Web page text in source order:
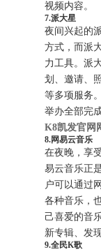
视频内容。
7.派大星
夜间兴起的
方式，而派
力工具。派
划、邀请、
等多项服务
举办全部完
K8凯发官网
8.网易云音乐
在夜晚，享
易云音乐正
户可以通过
各种音乐，
己喜爱的音
新专辑、发
9.全民K歌